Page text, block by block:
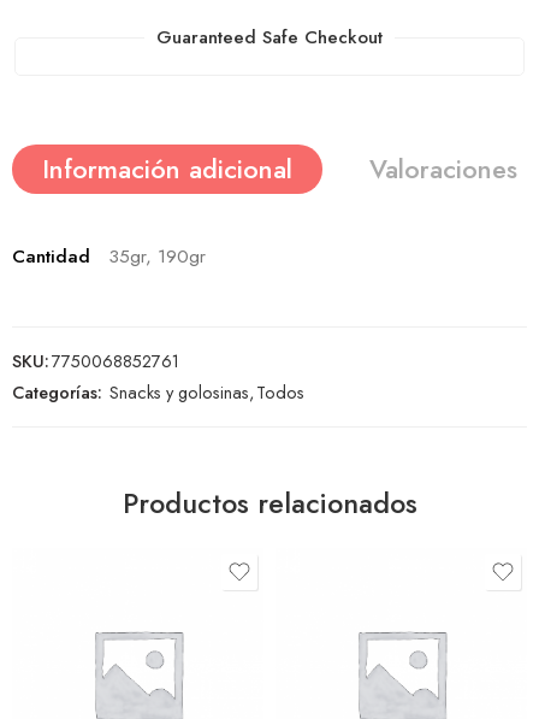
Guaranteed Safe Checkout
Información adicional Valoraciones
Cantidad 35gr, 190gr
SKU:7750068852761
Categorías: Snacks y golosinas,Todos
Productos relacionados